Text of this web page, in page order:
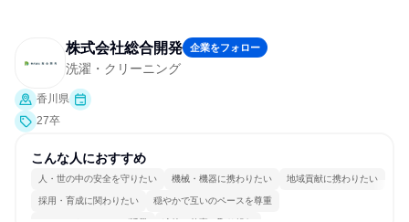
株式会社総合開発 企業をフォロー
洗濯・クリーニング
香川県
27卒
こんな人におすすめ
人・世の中の安全を守りたい 機械・機器に携わりたい 地域貢献に携わりたい
採用・育成に関わりたい 穏やかで互いのペースを尊重